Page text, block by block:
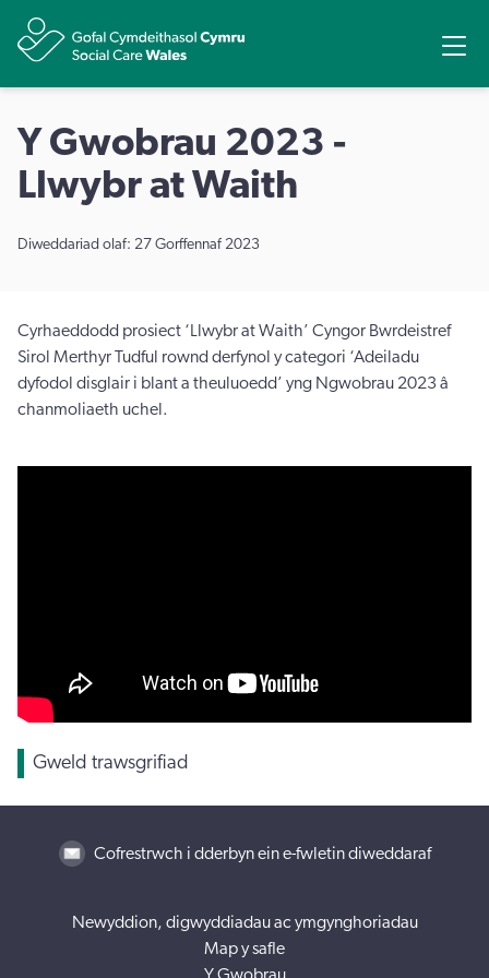
Y Gwobrau 2023 -
Llwybr at Waith
Diweddariad olaf: 27 Gorffennaf 2023
Cyrhaeddodd prosiect ‘Llwybr at Waith’ Cyngor Bwrdeistref
Sirol Merthyr Tudful rownd derfynol y categori ‘Adeiladu
dyfodol disglair i blant a theuluoedd’ yng Ngwobrau 2023 â
chanmoliaeth uchel.
Gweld trawsgrifiad
Cofrestrwch i dderbyn ein e-fwletin diweddaraf
Newyddion, digwyddiadau ac ymgynghoriadau
Map y safle
Y Gwobrau